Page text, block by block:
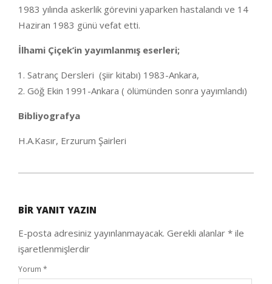
1983 yılında askerlik görevini yaparken hastalandı ve 14
Haziran 1983 günü vefat etti.
İlhami Çiçek’in yayımlanmış eserleri;
Satranç Dersleri (şiir kitabı) 1983-Ankara,
Göğ Ekin 1991-Ankara ( ölümünden sonra yayımlandı)
Bibliyografya
H.A.Kasır, Erzurum Şairleri
26
BIR YANIT YAZIN
E-posta adresiniz yayınlanmayacak. Gerekli alanlar * ile
işaretlenmişlerdir
Yorum *